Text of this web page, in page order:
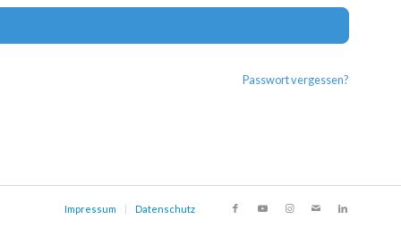
Passwort vergessen?
Impressum Datenschutz